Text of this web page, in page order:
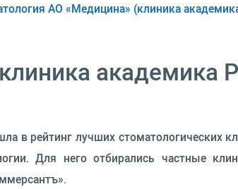
АО «Медицина» (клиника
академика
в рейтинг лучших стоматологических
Для него отбирались частные